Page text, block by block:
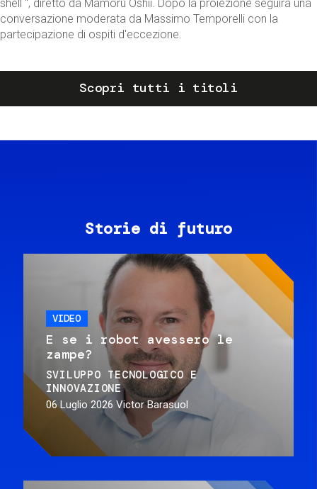
shell ", diretto da Mamoru Oshii. Dopo la proiezione seguirà una
conversazione moderata da Massimo Temporelli con la
partecipazione di ospiti d'eccezione.
Scopri tutti i titoli
Storie di futuro
VIDEO
E se i robot avessero le
zampe?
SVILUPPO TECNOLOGICO E
INNOVAZIONE
06 Luglio 2026 Victor Barasuol